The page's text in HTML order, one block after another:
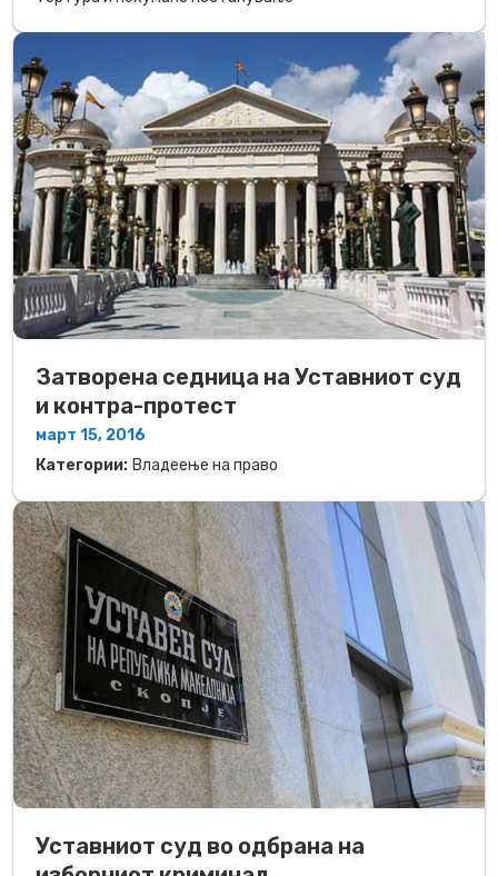
Затворена седница на Уставниот суд
и контра-протест
март 15, 2016
Категории: Владеење на право
Уставниот суд во одбрана на